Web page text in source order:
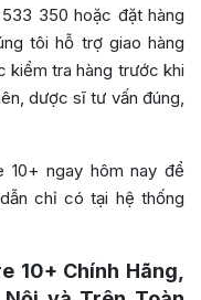
350 hoặc đặt hàng
tôi hỗ trợ giao hàng
kiểm tra hàng trước khi
dược sĩ tư vấn đúng,
10+ ngay hôm nay để
chỉ có tại hệ thống
10+ Chính Hãng,